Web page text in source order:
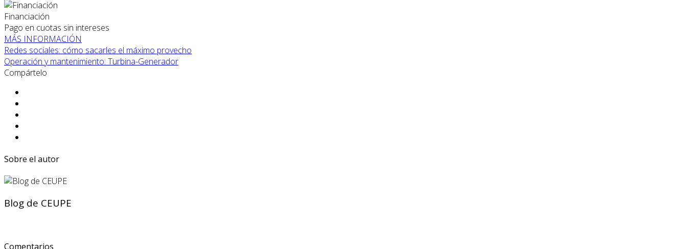
Financiación
Pago en cuotas sin intereses
MÁS INFORMACIÓN
Redes sociales: cómo sacarles el máximo provecho
Operación y mantenimiento: Turbina-Generador
Compártelo
Sobre el autor
Blog de CEUPE
Comentarios